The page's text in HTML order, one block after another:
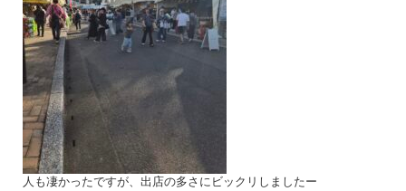
人も凄かったですが、出店の多さにビックリしましたー